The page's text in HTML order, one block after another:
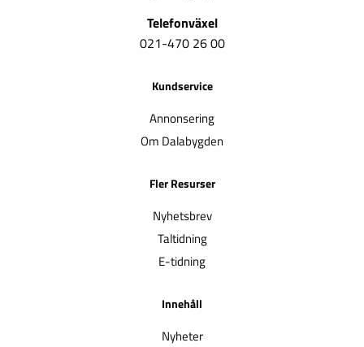
Telefonväxel
021-470 26 00
Kundservice
Annonsering
Om Dalabygden
Fler Resurser
Nyhetsbrev
Taltidning
E-tidning
Innehåll
Nyheter